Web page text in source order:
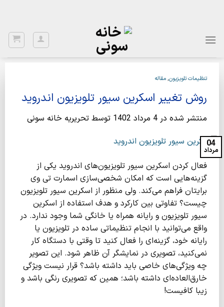
تنظیمات تلویزیون,مقاله
روش تغییر اسکرین سیور تلویزیون اندروید
منتشر شده در 4 مرداد 1402 توسط تحریریه خانه سونی
04
مرداد
فعال کردن اسکرین سیور تلویزیون‌های اندروید یکی از
گزینه‌هایی است که امکان شخصی‌سازی اسمارت تی وی
برایتان فراهم می‌کند. ولی منظور از اسکرین سیور تلویزیون
چیست؟ تفاوتی بین کارکرد و هدف استفاده از اسکرین
سیور تلویزیون و رایانه همراه یا خانگی شما وجود ندارد. در
واقع می‌توانید با انجام تنظیماتی ساده در تلویزیون یا
رایانه خود، گزینه‌ای را فعال کنید تا وقتی با دستگاه کار
نمی‌کنید، تصویری در نمایشگر آن ظاهر ‌شود. این تصویر
چه ویژگی‌های خاصی باید داشته باشد؟ قرار نیست ویژگی
خارق‌العاده‌ای داشته باشد؛ همین‌ که تصویری رنگی باشد و
زیبا کافیست!